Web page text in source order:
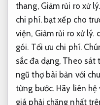
thang, Giảm rủi ro xử lý.
chi phí.bạt xếp cho
viện, Giảm rủi ro xử lý.
gói. Tối ưu chi phí.
sắc đa dạng, Theo sát
ngũ thợ bài bản với
từng bước. Hãy liên hệ
giá phải chăng nhất